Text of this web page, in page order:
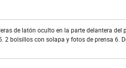
de latón oculto en la parte delantera del
2 bolsillos con solapa y fotos de prensa 6.